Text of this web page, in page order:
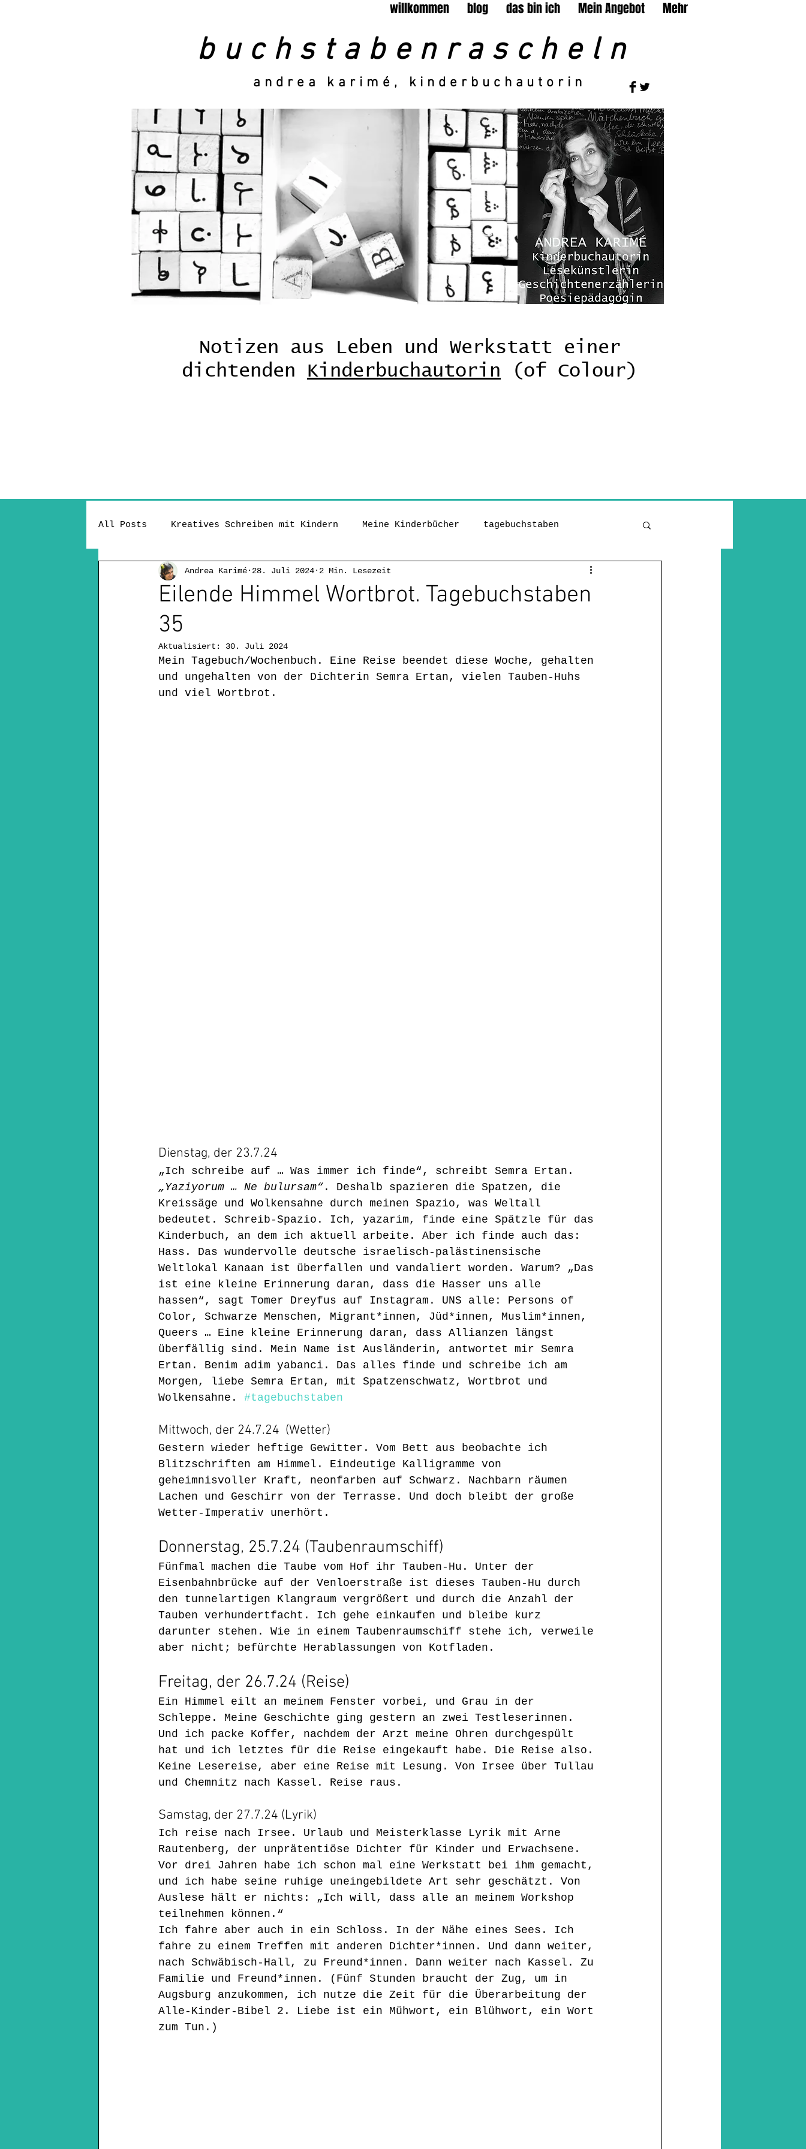
willkommen blog das bin ich Mein Angebot Mehr
buchstabenrascheln
andrea karimé, kinderbuchautorin
Notizen aus Leben und Werkstatt einer
dichtenden Kinderbuchautorin (of Colour)
All Posts Kreatives Schreiben mit Kindern Meine Kinderbücher tagebuchstaben
Montagsgedichte Mehrsprachige Kids Leseförderung
Diversity in der Kinderliteratur
Kinderbuchautorin
Eilende Himmel Wortbrot. Tagebuchstaben
35
Andrea Karimé 28. Juli 2024 2 Min. Lesezeit
Aktualisiert: 30. Juli 2024
Mein Tagebuch/Wochenbuch. Eine Reise beendet diese Woche, gehalten
und ungehalten von der Dichterin Semra Ertan, vielen Tauben-Huhs
und viel Wortbrot.
Dienstag, der 23.7.24
„Ich schreibe auf … Was immer ich finde“, schreibt Semra Ertan.
„Yaziyorum … Ne bulursam“ . Deshalb spazieren die Spatzen, die
Kreissäge und Wolkensahne durch meinen Spazio, was Weltall
bedeutet. Schreib-Spazio. Ich, yazarim, finde eine Spätzle für das
Kinderbuch, an dem ich aktuell arbeite. Aber ich finde auch das:
Hass. Das wundervolle deutsche israelisch-palästinensische
Weltlokal Kanaan ist überfallen und vandaliert worden. Warum? „Das
ist eine kleine Erinnerung daran, dass die Hasser uns alle
hassen“, sagt Tomer Dreyfus auf Instagram. UNS alle: Persons of
Color, Schwarze Menschen, Migrant*innen, Jüd*innen, Muslim*innen,
Queers … Eine kleine Erinnerung daran, dass Allianzen längst
überfällig sind. Mein Name ist Ausländerin, antwortet mir Semra
Ertan. Benim adim yabanci. Das alles finde und schreibe ich am
Morgen, liebe Semra Ertan, mit Spatzenschwatz, Wortbrot und
Wolkensahne. #tagebuchstaben
Mittwoch, der 24.7.24  (Wetter)
Gestern wieder heftige Gewitter. Vom Bett aus beobachte ich
Blitzschriften am Himmel. Eindeutige Kalligramme von
geheimnisvoller Kraft, neonfarben auf Schwarz. Nachbarn räumen
Lachen und Geschirr von der Terrasse. Und doch bleibt der große
Wetter-Imperativ unerhört.
Donnerstag, 25.7.24 (Taubenraumschiff)
Fünfmal machen die Taube vom Hof ihr Tauben-Hu. Unter der
Eisenbahnbrücke auf der Venloerstraße ist dieses Tauben-Hu durch
den tunnelartigen Klangraum vergrößert und durch die Anzahl der
Tauben verhundertfacht. Ich gehe einkaufen und bleibe kurz
darunter stehen. Wie in einem Taubenraumschiff stehe ich, verweile
aber nicht; befürchte Herablassungen von Kotfladen.
Freitag, der 26.7.24 (Reise)
Ein Himmel eilt an meinem Fenster vorbei, und Grau in der
Schleppe. Meine Geschichte ging gestern an zwei Testleserinnen.
Und ich packe Koffer, nachdem der Arzt meine Ohren durchgespült
hat und ich letztes für die Reise eingekauft habe. Die Reise also.
Keine Lesereise, aber eine Reise mit Lesung. Von Irsee über Tullau
und Chemnitz nach Kassel. Reise raus.
Samstag, der 27.7.24 (Lyrik)
Ich reise nach Irsee. Urlaub und Meisterklasse Lyrik mit Arne
Rautenberg, der unprätentiöse Dichter für Kinder und Erwachsene.
Vor drei Jahren habe ich schon mal eine Werkstatt bei ihm gemacht,
und ich habe seine ruhige uneingebildete Art sehr geschätzt. Von
Auslese hält er nichts: „Ich will, dass alle an meinem Workshop
teilnehmen können.“
Ich fahre aber auch in ein Schloss. In der Nähe eines Sees. Ich
fahre zu einem Treffen mit anderen Dichter*innen. Und dann weiter,
nach Schwäbisch-Hall, zu Freund*innen. Dann weiter nach Kassel. Zu
Familie und Freund*innen. (Fünf Stunden braucht der Zug, um in
Augsburg anzukommen, ich nutze die Zeit für die Überarbeitung der
Alle-Kinder-Bibel 2. Liebe ist ein Mühwort, ein Blühwort, ein Wort
zum Tun.)